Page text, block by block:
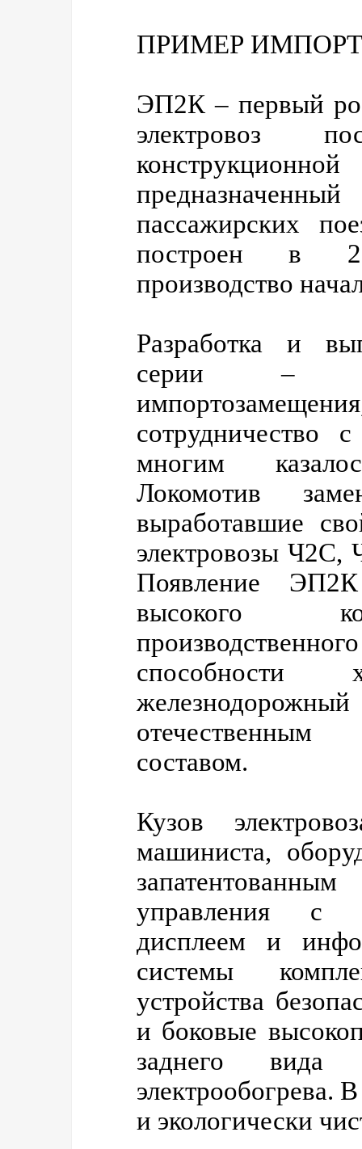
ПРИМЕР
ЭП2К – первый
электровоз
пассажирских
построен в
производство
Разработка и
серии –
сотрудничество
многим
Локомотив
выработавшие
электровозы
Появление
высокого
способности
составом.
Кузов
машиниста,
управления с
дисплеем и
системы
устройства
и боковые
заднего вида
электрообогрева.
и экологически